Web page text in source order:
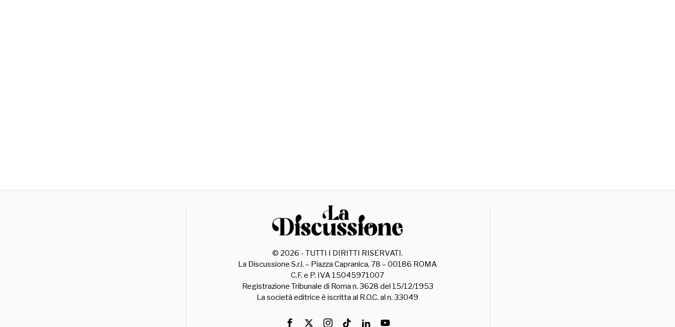
© 2026 - TUTTI I DIRITTI RISERVATI.
La Discussione S.r.l. – Piazza Capranica, 78 – 00186 ROMA
C.F. e P. IVA 15045971007
Registrazione Tribunale di Roma n. 3628 del 15/12/1953
La società editrice è iscritta al R.O.C. al n. 33049